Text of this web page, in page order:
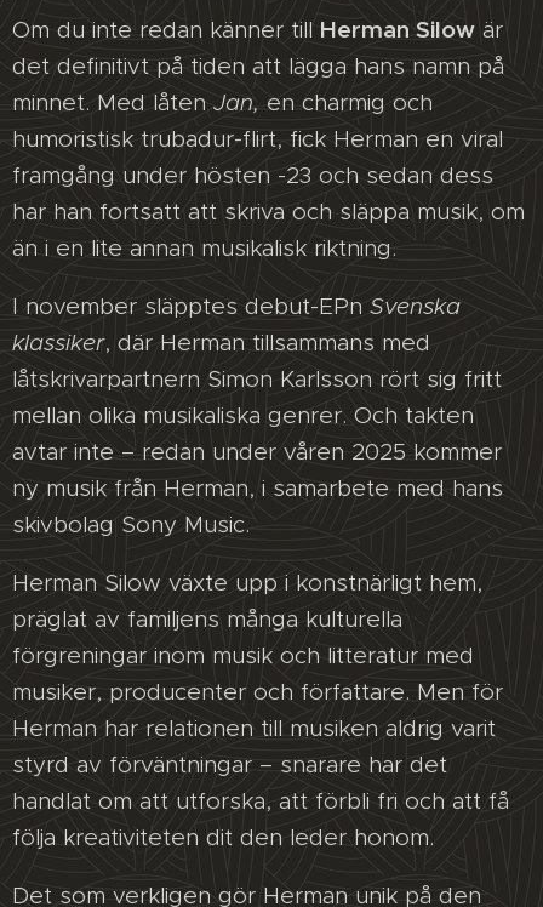
Om du inte redan känner tillHerman Silow är
det definitivt på tiden att lägga hans namn på
minnet. Med låten Jan, en charmig och
humoristisk trubadur-flirt, fick Herman en viral
framgång under hösten -23 och sedan dess
har han fortsatt att skriva och släppa musik, om
än i en lite annan musikalisk riktning.
I november släpptes debut-EPn Svenska
klassiker, där Herman tillsammans med
låtskrivarpartnern Simon Karlsson rört sig fritt
mellan olika musikaliska genrer. Och takten
avtar inte – redan under våren 2025 kommer
ny musik från Herman, i samarbete med hans
skivbolag Sony Music.
Herman Silow växte upp i konstnärligt hem,
präglat av familjens många kulturella
förgreningar inom musik och litteratur med
musiker, producenter och författare. Men för
Herman har relationen till musiken aldrig varit
styrd av förväntningar – snarare har det
handlat om att utforska, att förbli fri och att få
följa kreativiteten dit den leder honom.
Det som verkligen gör Herman unik på den